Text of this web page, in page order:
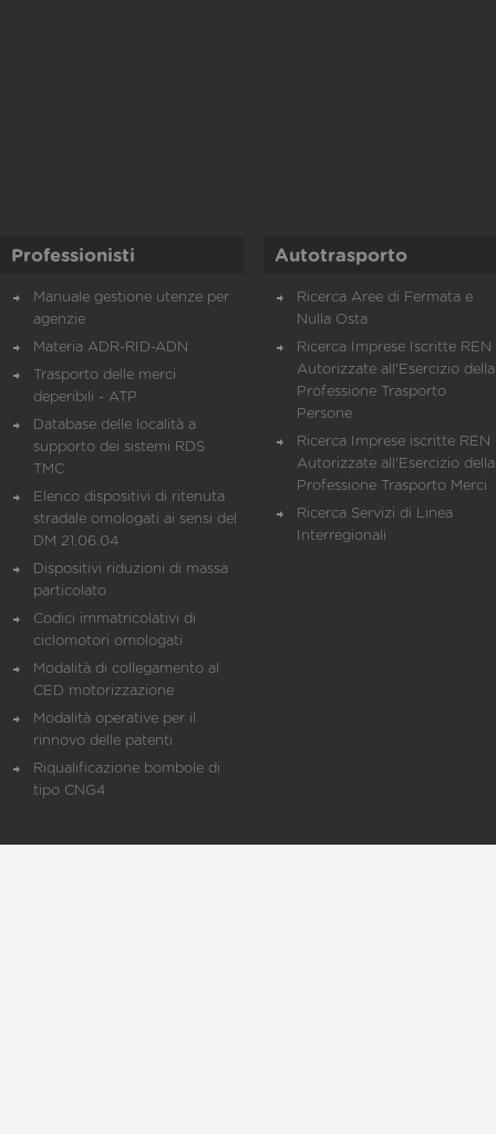
Professionisti
Manuale gestione utenze per
agenzie
Materia ADR-RID-ADN
Trasporto delle merci
deperibili - ATP
Database delle località a
supporto dei sistemi RDS
TMC
Elenco dispositivi di ritenuta
stradale omologati ai sensi del
DM 21.06.04
Dispositivi riduzioni di massa
particolato
Codici immatricolativi di
ciclomotori omologati
Modalità di collegamento al
CED motorizzazione
Modalità operative per il
rinnovo delle patenti
Riqualificazione bombole di
tipo CNG4
Autotrasporto
Ricerca Aree di Fermata e
Nulla Osta
Ricerca Imprese Iscritte REN
Autorizzate all'Esercizio della
Professione Trasporto
Persone
Ricerca Imprese iscritte REN
Autorizzate all'Esercizio della
Professione Trasporto Merci
Ricerca Servizi di Linea
Interregionali